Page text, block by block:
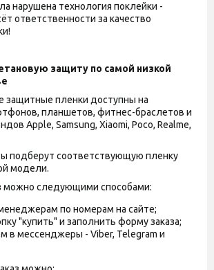
нарушена технология поклейки -
ответственности за качество
защиту по самой низкой
защитные пленки доступны на
планшетов, фитнес-браслетов и
Apple, Samsung, Xiaomi, Poco, Realme,
подберут соответствующую пленку
модели.
можно следующими способами:
по номерам на сайте;
"купить" и заполнить форму заказа;
в мессенджеры - Viber, Telegram и